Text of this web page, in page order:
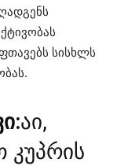
სისხლს
აი,
კუპრის